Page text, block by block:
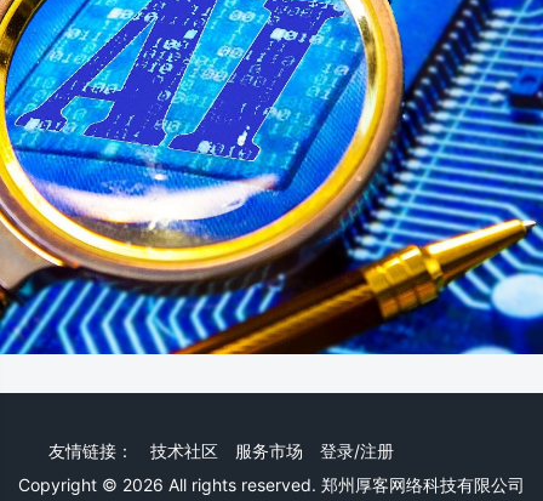
友情链接： 技术社区 服务市场
登录/注册
Copyright © 2026 All rights reserved. 郑州厚客网络科技有限公司